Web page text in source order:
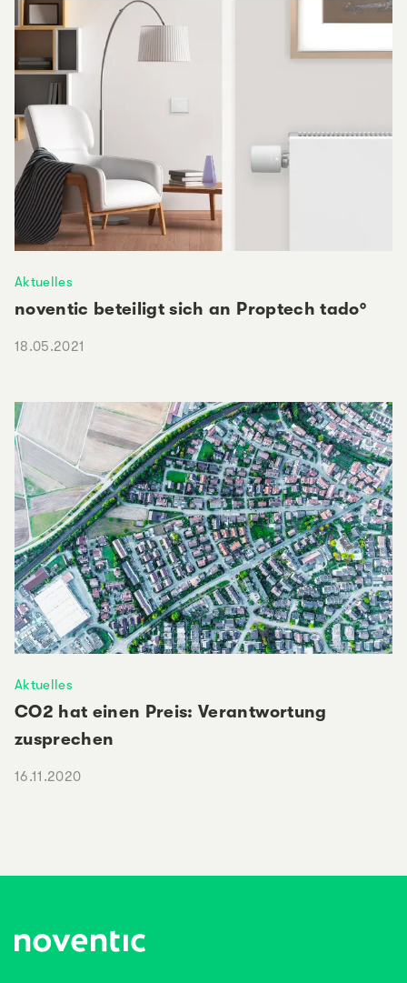
Aktuelles
noventic beteiligt sich an Proptech tado°
18.05.2021
Aktuelles
CO2 hat einen Preis: Verantwortung
zusprechen
16.11.2020